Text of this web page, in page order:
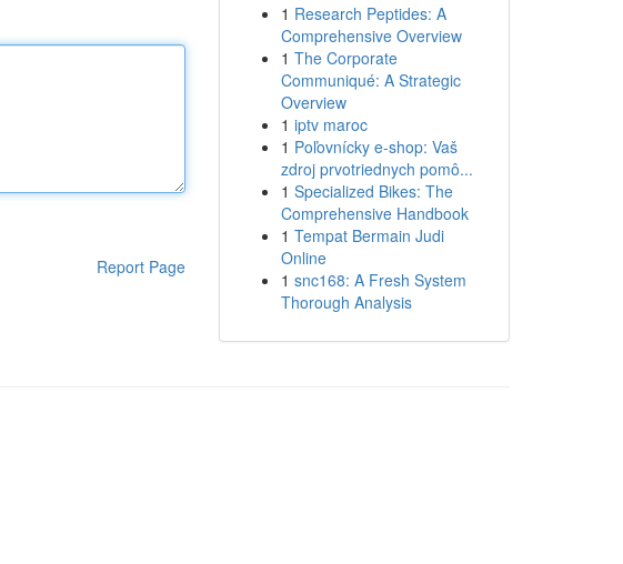
Report Page
1 Research Peptides: A
Comprehensive Overview
1 The Corporate
Communiqué: A Strategic
Overview
1 iptv maroc
1 Poľovnícky e-shop: Vaš
zdroj prvotriednych pomô...
1 Specialized Bikes: The
Comprehensive Handbook
1 Tempat Bermain Judi
Online
1 snc168: A Fresh System
Thorough Analysis